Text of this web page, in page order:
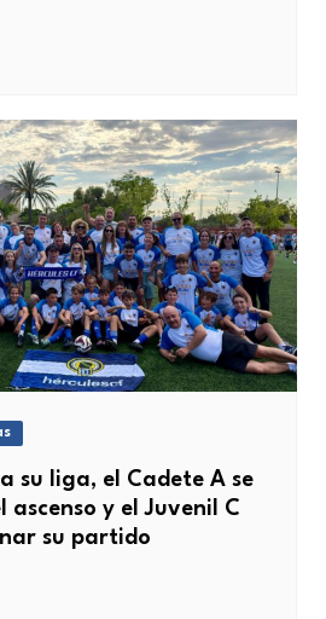
su liga, el Cadete A se
ascenso y el Juvenil C
su partido